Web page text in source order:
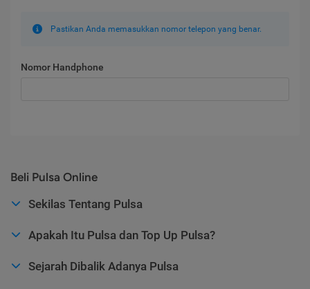
Pastikan Anda memasukkan nomor telepon yang benar.
Nomor Handphone
Beli Pulsa Online
Sekilas Tentang Pulsa
Apakah Itu Pulsa dan Top Up Pulsa?
Sejarah Dibalik Adanya Pulsa